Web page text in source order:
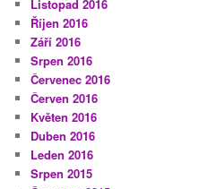
Listopad 2016
Říjen 2016
Září 2016
Srpen 2016
Červenec 2016
Červen 2016
Květen 2016
Duben 2016
Leden 2016
Srpen 2015